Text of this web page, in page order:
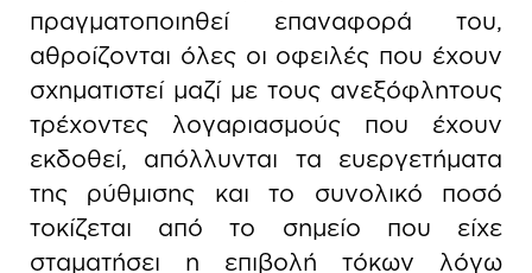
πραγματοποιηθεί επαναφορά του,
αθροίζονται όλες οι οφειλές που έχουν
σχηματιστεί μαζί με τους ανεξόφλητους
τρέχοντες λογαριασμούς που έχουν
εκδοθεί, απόλλυνται τα ευεργετήματα
της ρύθμισης και το συνολικό ποσό
τοκίζεται από το σημείο που είχε
σταματήσει η επιβολή τόκων λόγω